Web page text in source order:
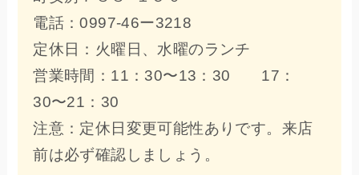
電話：0997-46ー3218
定休日：火曜日、水曜のランチ
営業時間：11：30〜13：30 17：
30〜21：30
注意：定休日変更可能性ありです。来店
前は必ず確認しましょう。